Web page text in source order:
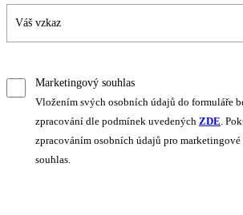
Marketingový souhlas
Vložením svých osobních údajů do formuláře
zpracování dle podmínek uvedených ZDE.
zpracováním osobních údajů pro marketingové
souhlas.